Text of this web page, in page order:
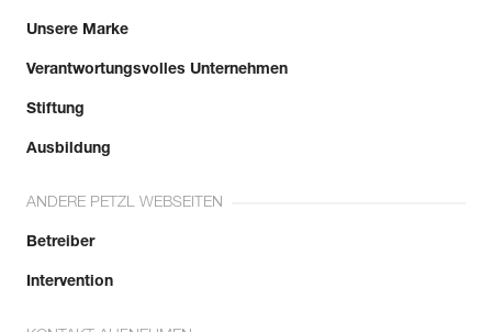
Unsere Marke
Verantwortungsvolles Unternehmen
Stiftung
Ausbildung
ANDERE PETZL WEBSEITEN
Betreiber
Intervention